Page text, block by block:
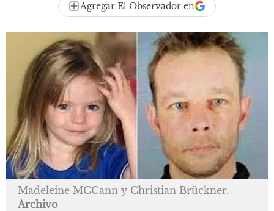
Agregar El Observador en
Madeleine MCCann y Christian Brückner.
Archivo